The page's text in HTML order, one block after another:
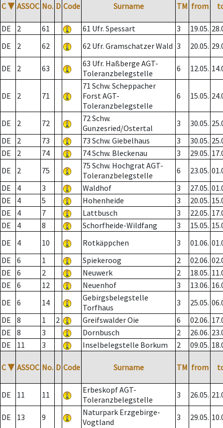
C ▼ ASSOC No. D Code Surname TM from
DE 2 61 61 Ufr. Spessart 3 19.05.
DE
2 62 62 Ufr. Gramschatzer Wald 3 20.05.
DE 2 63
63 Ufr. Haßberge AGT-
Toleranzbelegstelle
6 12.05.
DE 2 71
71 Schw. Scheppacher
Forst AGT-
Toleranzbelegstelle
6 15.05.
DE 2 72
72 Schw.
Gunzesried/Ostertal
3 30.05.
DE
2 73 73 Schw. Giebelhaus 3 30.05.
DE
2 74 74 Schw. Bleckenau 3 29.05.
DE
2 75
75 Schw. Hochgrat AGT-
Toleranzbelegstelle
6 23.05.
DE
4 3 Waldhof 3 27.05.
DE
4 5 Hohenheide 3 20.05.
DE
4 7 Lattbusch 3 22.05.
DE
4 8 Schorfheide-Wildfang 3 15.05.
DE
4 10 Rotkäppchen 3 01.06.
DE
6 1 Spiekeroog 2 02.06.
DE
6 2 Neuwerk 2 18.05.
DE
6 12 Neuenhof 3 13.06.
DE
6 14
Gebirgsbelegstelle
Torfhaus
3 25.05.
DE
8 1 2 Greifswalder Oie 6 02.06.
DE
8 3 Dornbusch 2 26.06.
DE
11 3 Inselbelegstelle Borkum 2 09.05.
C ▼ ASSOC No. D Code Surname TM from
DE 11 11
Erbeskopf AGT-
Toleranzbelegstelle
3 26.05.
DE 13 9
Naturpark Erzgebirge-
Vogtland
3 29.05.